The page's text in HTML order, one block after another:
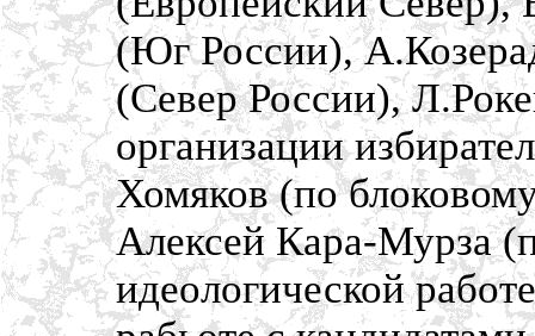
(Юг России),
(Север России),
организации
Хомяков (по
Алексей Кара-Мурза
идеологической